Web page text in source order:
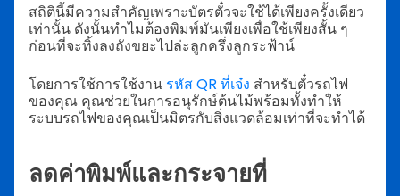
สถิตินี้มีความสำคัญเพราะบัตรตั๋วจะใช้ได้เพียงครั้งเดียว
เท่านั้น ดังนั้นทำไมต้องพิมพ์มันเพียงเพื่อใช้เพียงสั้น ๆ
ก่อนที่จะทิ้งลงถังขยะไปล่ะลูกครึ่งลูกระฟ้าน์
โดยการใช้การใช้งาน รหัส QR ที่เจ๋ง สำหรับตั๋วรถไฟ
ของคุณ คุณช่วยในการอนุรักษ์ต้นไม้พร้อมทั้งทำให้
ระบบรถไฟของคุณเป็นมิตรกับสิ่งแวดล้อมเท่าที่จะทำได้
ลดค่าพิมพ์และกระจายที่